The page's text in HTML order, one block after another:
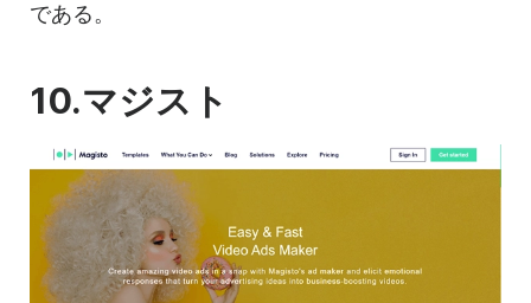
である。
10.マジスト